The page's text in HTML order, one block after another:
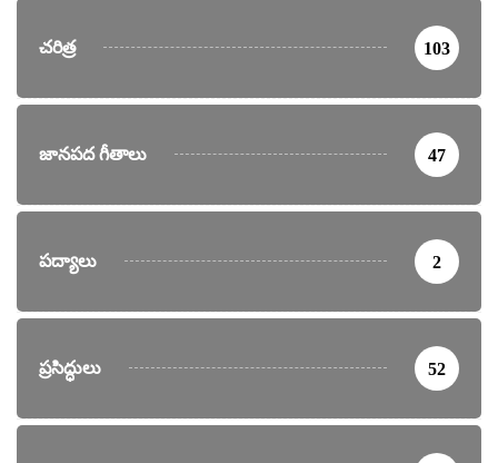
చరిత్ర 103
జానపద గీతాలు 47
పద్యాలు 2
ప్రసిద్ధులు 52